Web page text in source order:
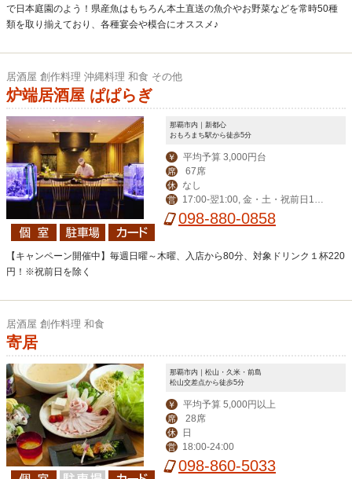
で日本庭園のよう！県産魚はもちろん本土直送の魚介やお野菜などを常時50種
類を取り揃えており、各種宴会や模合にオススメ♪
居酒屋 創作料理 沖縄料理 和食 その他
炉端居酒屋 ぱぱらぎ
那覇市内｜新都心
おもろまち駅から徒歩5分
￥ 平均予算 3,000円台
席 67席
休 なし
営
17:00-翌1:00, 金・土・祝前日17:
00-翌2:00
098-880-0858
【キャンペーン開催中】毎週日曜～木曜、入店から80分、対象ドリンク１杯220
円！※祝前日を除く
居酒屋 創作料理 和食
寄居
那覇市内｜松山・久米・前島
松山交差点から徒歩5分
￥ 平均予算 5,000円以上
席 28席
休 日
営 18:00-24:00
098-860-5033